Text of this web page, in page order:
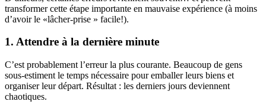
transformer cette étape importante en mauvaise expérience (à moins
d’avoir le «lâcher-prise » facile!).
1. Attendre à la dernière minute
C’est probablement l’erreur la plus courante. Beaucoup de gens
sous-estiment le temps nécessaire pour emballer leurs biens et
organiser leur départ. Résultat : les derniers jours deviennent
chaotiques.